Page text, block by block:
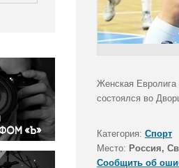
Женская
состоялся во
Категория: Спорт
Место: Россия,
Сообщить об